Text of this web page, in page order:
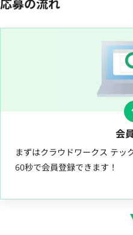
応募の流れ
会
まずはクラウドワークス テッ
60秒で会員登録できます！